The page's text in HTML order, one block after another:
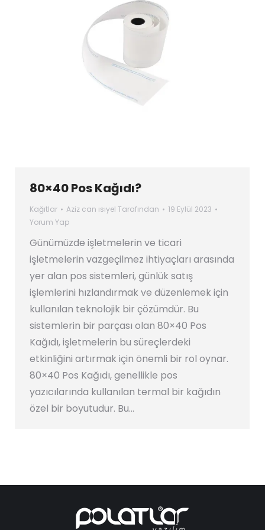
80×40 Pos Kağıdı?
Kağıtlar Aziz can ısıyel Tarafından
19 Eylül 2023
Yorum Yap
Günümüzde işletmelerin ve ticari
işletmelerin vazgeçilmez ihtiyaçları arasında
yer alan pos sistemleri, günlük satış
işlemlerini hızlandırmak ve düzenlemek için
kullanılan teknolojik bir çözümdür. Bu
sistemlerin bir parçası olan 80×40 Pos
Kağıdı, işletmelerin bu süreçlerdeki
etkinliğini artırmak için önemli bir rol oynar.
80×40 Pos Kağıdı, genellikle pos
yazıcılarında kullanılan termal bir kağıdın
özel bir boyutudur. Bu…